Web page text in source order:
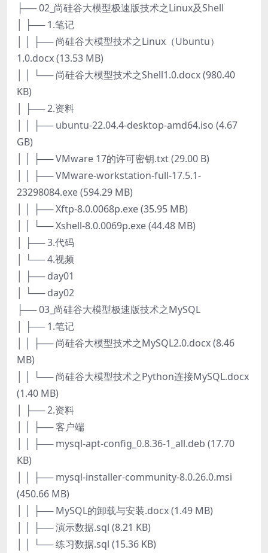
├── 02_尚硅谷大模型极速版技术之Linux及Shell
│ ├── 1.笔记
│ │ ├── 尚硅谷大模型技术之Linux（Ubuntu）
1.0.docx (13.53 MB)
│ │ └── 尚硅谷大模型技术之Shell1.0.docx (980.40
KB)
│ ├── 2.资料
│ │ ├── ubuntu-22.04.4-desktop-amd64.iso (4.67
GB)
│ │ ├── VMware 17的许可密钥.txt (29.00 B)
│ │ ├── VMware-workstation-full-17.5.1-
23298084.exe (594.29 MB)
│ │ ├── Xftp-8.0.0068p.exe (35.95 MB)
│ │ └── Xshell-8.0.0069p.exe (44.48 MB)
│ ├── 3.代码
│ └── 4.视频
│ ├── day01
│ └── day02
├── 03_尚硅谷大模型极速版技术之MySQL
│ ├── 1.笔记
│ │ ├── 尚硅谷大模型技术之MySQL2.0.docx (8.46
MB)
│ │ └── 尚硅谷大模型技术之Python连接MySQL.docx
(1.40 MB)
│ ├── 2.资料
│ │ ├── 客户端
│ │ ├── mysql-apt-config_0.8.36-1_all.deb (17.70
KB)
│ │ ├── mysql-installer-community-8.0.26.0.msi
(450.66 MB)
│ │ ├── MySQL的卸载与安装.docx (1.49 MB)
│ │ ├── 演示数据.sql (8.21 KB)
│ │ └── 练习数据.sql (15.36 KB)